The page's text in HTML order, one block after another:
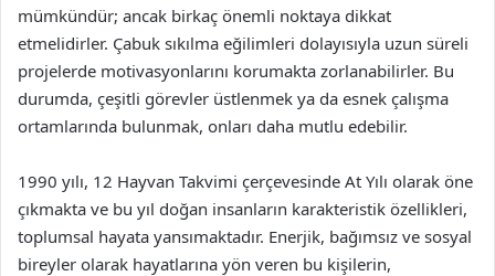
mümkündür; ancak birkaç önemli noktaya dikkat
etmelidirler. Çabuk sıkılma eğilimleri dolayısıyla uzun süreli
projelerde motivasyonlarını korumakta zorlanabilirler. Bu
durumda, çeşitli görevler üstlenmek ya da esnek çalışma
ortamlarında bulunmak, onları daha mutlu edebilir.
1990 yılı, 12 Hayvan Takvimi çerçevesinde At Yılı olarak öne
çıkmakta ve bu yıl doğan insanların karakteristik özellikleri,
toplumsal hayata yansımaktadır. Enerjik, bağımsız ve sosyal
bireyler olarak hayatlarına yön veren bu kişilerin,